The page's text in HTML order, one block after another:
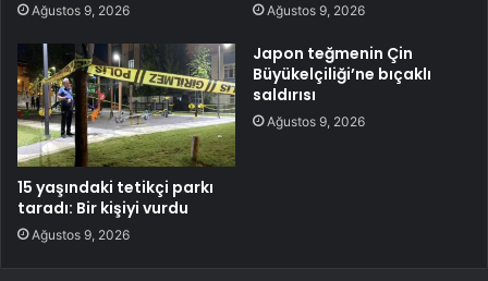
Ağustos 9, 2026 Ağustos 9, 2026
15 yaşındaki tetikçi parkı
taradı: Bir kişiyi vurdu
Ağustos 9, 2026
Japon teğmenin Çin
Büyükelçiliği’ne bıçaklı
saldırısı
Ağustos 9, 2026